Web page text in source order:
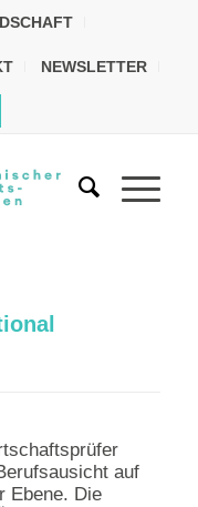
NEWSLETTER
auf
Ebene. Die